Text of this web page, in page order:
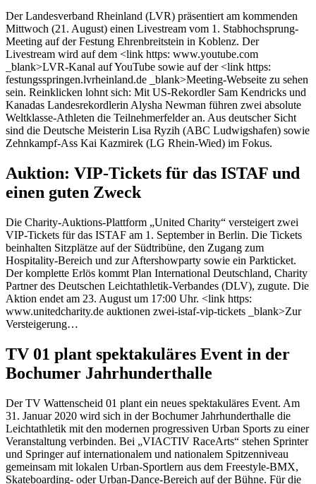
Der Landesverband Rheinland (LVR) präsentiert am kommenden
Mittwoch (21. August) einen Livestream vom 1. Stabhochsprung-
Meeting auf der Festung Ehrenbreitstein in Koblenz. Der
Livestream wird auf dem <link https: www.youtube.com
_blank>LVR-Kanal auf YouTube sowie auf der <link https:
festungsspringen.lvrheinland.de _blank>Meeting-Webseite zu sehen
sein. Reinklicken lohnt sich: Mit US-Rekordler Sam Kendricks und
Kanadas Landesrekordlerin Alysha Newman führen zwei absolute
Weltklasse-Athleten die Teilnehmerfelder an. Aus deutscher Sicht
sind die Deutsche Meisterin Lisa Ryzih (ABC Ludwigshafen) sowie
Zehnkampf-Ass Kai Kazmirek (LG Rhein-Wied) im Fokus.
Auktion: VIP-Tickets für das ISTAF und
einen guten Zweck
Die Charity-Auktions-Plattform „United Charity“ versteigert zwei
VIP-Tickets für das ISTAF am 1. September in Berlin. Die Tickets
beinhalten Sitzplätze auf der Südtribüne, den Zugang zum
Hospitality-Bereich und zur Aftershowparty sowie ein Parkticket.
Der komplette Erlös kommt Plan International Deutschland, Charity
Partner des Deutschen Leichtathletik-Verbandes (DLV), zugute. Die
Aktion endet am 23. August um 17:00 Uhr. <link https:
www.unitedcharity.de auktionen zwei-istaf-vip-tickets _blank>Zur
Versteigerung…
TV 01 plant spektakuläres Event in der
Bochumer Jahrhunderthalle
Der TV Wattenscheid 01 plant ein neues spektakuläres Event. Am
31. Januar 2020 wird sich in der Bochumer Jahrhunderthalle die
Leichtathletik mit den modernen progressiven Urban Sports zu einer
Veranstaltung verbinden. Bei „VIACTIV RaceArts“ stehen Sprinter
und Springer auf internationalem und nationalem Spitzenniveau
gemeinsam mit lokalen Urban-Sportlern aus dem Freestyle-BMX,
Skateboarding- oder Urban-Dance-Bereich auf der Bühne. Für die